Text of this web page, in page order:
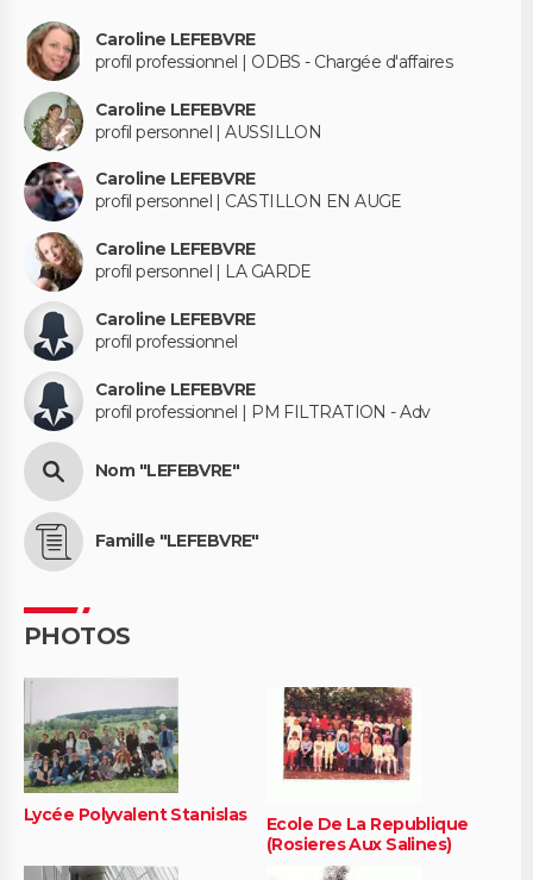
Caroline LEFEBVRE
profil professionnel | ODBS - Chargée d'affaires
Caroline LEFEBVRE
profil personnel | AUSSILLON
Caroline LEFEBVRE
profil personnel | CASTILLON EN AUGE
Caroline LEFEBVRE
profil personnel | LA GARDE
Caroline LEFEBVRE
profil professionnel
Caroline LEFEBVRE
profil professionnel | PM FILTRATION - Adv
Nom "LEFEBVRE"
Famille "LEFEBVRE"
PHOTOS
Lycée Polyvalent Stanislas
Ecole De La Republique
(Rosieres Aux Salines)